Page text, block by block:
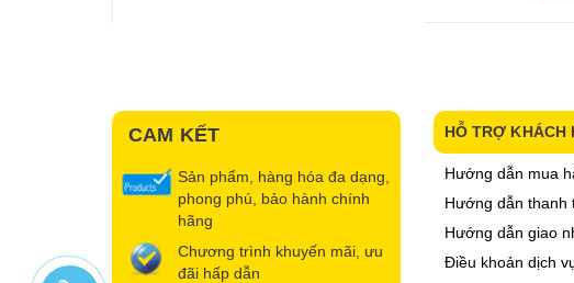
CAM KẾT
Sản phẩm, hàng hóa đa dạng,
phong phú, bảo hành chính
hãng
Chương trình khuyến mãi, ưu
đãi hấp dẫn
HỖ TRỢ KHÁCH
Hướng dẫn mua
Hướng dẫn thanh
Hướng dẫn giao
Điều khoản dịch